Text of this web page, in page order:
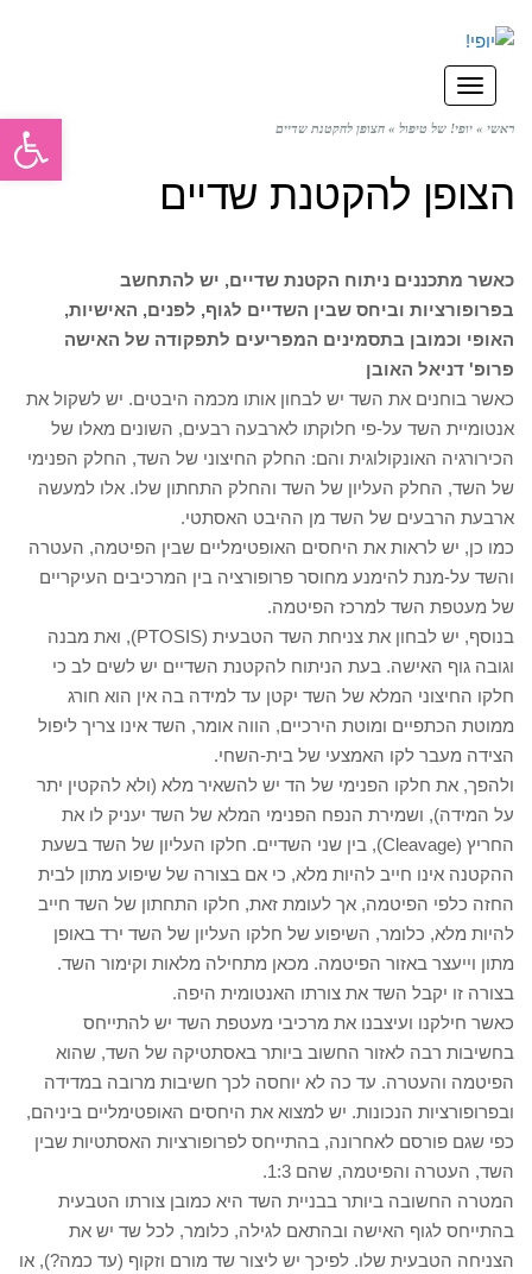
תפריט
ראשי » יופי! של טיפול » הצופן להקטנת שדיים
הצופן להקטנת שדיים
כאשר מתכננים ניתוח הקטנת שדיים, יש להתחשב
בפרופורציות וביחס שבין השדיים לגוף, לפנים, האישיות,
האופי וכמובן בתסמינים המפריעים לתפקודה של האישה
פרופ' דניאל האובן
כאשר בוחנים את השד יש לבחון אותו מכמה היבטים. יש לשקול את
אנטומיית השד על-פי חלוקתו לארבעה רבעים, השונים מאלו של
הכירורגיה האונקולוגית והם: החלק החיצוני של השד, החלק הפנימי
של השד, החלק העליון של השד והחלק התחתון שלו. אלו למעשה
ארבעת הרבעים של השד מן ההיבט האסתטי.
כמו כן, יש לראות את היחסים האופטימליים שבין הפיטמה, העטרה
והשד על-מנת להימנע מחוסר פרופורציה בין המרכיבים העיקריים
של מעטפת השד למרכז הפיטמה.
בנוסף, יש לבחון את צניחת השד הטבעית (PTOSIS), ואת מבנה
וגובה גוף האישה. בעת הניתוח להקטנת השדיים יש לשים לב כי
חלקו החיצוני המלא של השד יקטן עד למידה בה אין הוא חורג
ממוטת הכתפיים ומוטת הירכיים, הווה אומר, השד אינו צריך ליפול
הצידה מעבר לקו האמצעי של בית-השחי.
ולהפך, את חלקו הפנימי של הד יש להשאיר מלא (ולא להקטין יתר
על המידה), ושמירת הנפח הפנימי המלא של השד יעניק לו את
החריץ (Cleavage), בין שני השדיים. חלקו העליון של השד בשעת
ההקטנה אינו חייב להיות מלא, כי אם בצורה של שיפוע מתון לבית
החזה כלפי הפיטמה, אך לעומת זאת, חלקו התחתון של השד חייב
להיות מלא, כלומר, השיפוע של חלקו העליון של השד ירד באופן
מתון וייעצר באזור הפיטמה. מכאן מתחילה מלאות וקימור השד.
בצורה זו יקבל השד את צורתו האנטומית היפה.
כאשר חילקנו ועיצבנו את מרכיבי מעטפת השד יש להתייחס
בחשיבות רבה לאזור החשוב ביותר באסתטיקה של השד, שהוא
הפיטמה והעטרה. עד כה לא יוחסה לכך חשיבות מרובה במדידה
ובפרופורציות הנכונות. יש למצוא את היחסים האופטימליים ביניהם,
כפי שגם פורסם לאחרונה, בהתייחס לפרופורציות האסתטיות שבין
השד, העטרה והפיטמה, שהם 1:3.
המטרה החשובה ביותר בבניית השד היא כמובן צורתו הטבעית
בהתייחס לגוף האישה ובהתאם לגילה, כלומר, לכל שד יש את
הצניחה הטבעית שלו. לפיכך יש ליצור שד מורם וזקוף (עד כמה?), או
פתח